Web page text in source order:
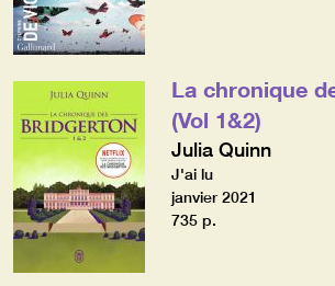
La chronique
(Vol 1&2)
Julia Quinn
J'ai lu
janvier 2021
735 p.